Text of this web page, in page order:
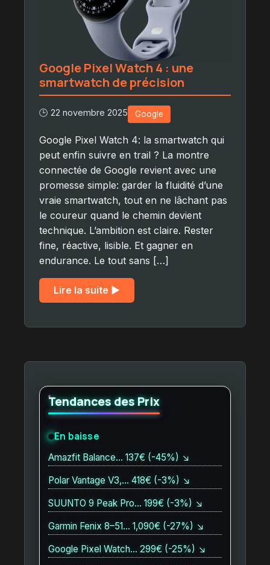
Google Pixel Watch 4 : une
smartwatch de précision
🕒 22 novembre 2025 Google
Google Pixel Watch 4: la smartwatch qui
peut enfin suivre en trail ? La montre
connectée de Google revient avec une
promesse simple: garder la fluidité d’une
vraie smartwatch, tout en ne lâchant pas
le coureur quand le chemin devient
technique. L’ambition est claire. Rester
fine, réactive, lisible. Et gagner en
endurance. Le tout sans […]
Lire la suite ▶︎
Tendances des Prix
En baisse
Amazfit Balance… 137€ (-45%) ↘
Polar Vantage V3,… 418€ (-3%) ↘
SUUNTO 9 Peak Pro… 199€ (-3%) ↘
Garmin Fenix 8–51… 1,090€ (-27%) ↘
Google Pixel Watch… 299€ (-25%) ↘